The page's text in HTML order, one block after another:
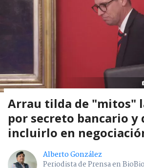
Arrau tilda de "mitos"
por secreto bancario y
incluirlo en
Alberto González
Periodista de Prensa en